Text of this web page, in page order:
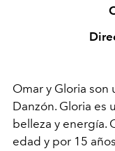
Omar y Gloria son
Danzón. Gloria es
belleza y energía.
edad y por 15